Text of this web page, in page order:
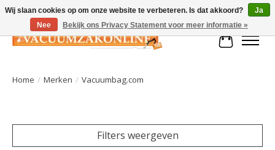
Home / Merken / Vacuumbag.com
Filters weergeven
Wij slaan cookies op om onze website te verbeteren. Is dat akkoord?
Ja
Nee
Bekijk ons Privacy Statement voor meer informatie »